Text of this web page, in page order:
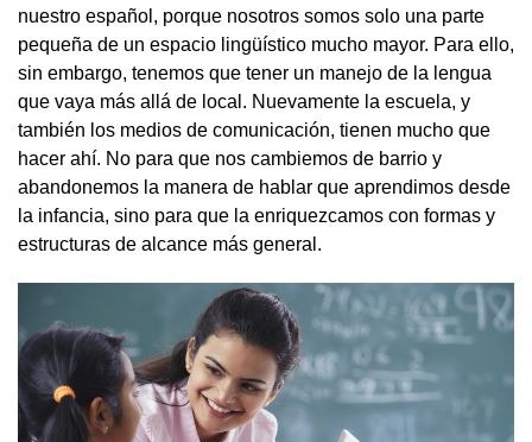
nuestro español, porque nosotros somos solo una parte
pequeña de un espacio lingüístico mucho mayor. Para ello,
sin embargo, tenemos que tener un manejo de la lengua
que vaya más allá de local. Nuevamente la escuela, y
también los medios de comunicación, tienen mucho que
hacer ahí. No para que nos cambiemos de barrio y
abandonemos la manera de hablar que aprendimos desde
la infancia, sino para que la enriquezcamos con formas y
estructuras de alcance más general.